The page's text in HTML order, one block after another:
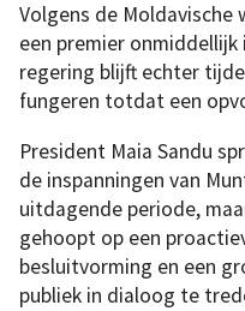
Volgens de
een premier
regering blijft echter
fungeren totdat een
President Maia Sandu
de inspanningen van
uitdagende periode,
gehoopt op een
besluitvorming en een
publiek in dialoog te